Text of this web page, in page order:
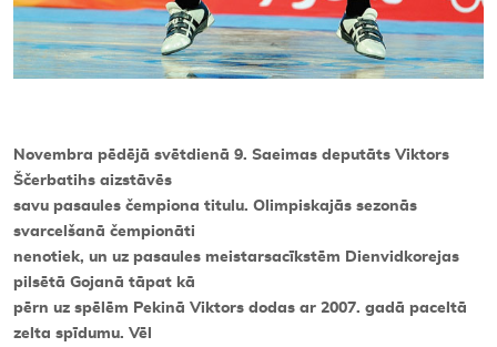
Novembra pēdējā svētdienā 9. Saeimas deputāts Viktors
Ščerbatihs aizstāvēs
savu pasaules čempiona titulu. Olimpiskajās sezonās
svarcelšanā čempionāti
nenotiek, un uz pasaules meistarsacīkstēm Dienvidkorejas
pilsētā Gojanā tāpat kā
pērn uz spēlēm Pekinā Viktors dodas ar 2007. gadā paceltā
zelta spīdumu. Vēl